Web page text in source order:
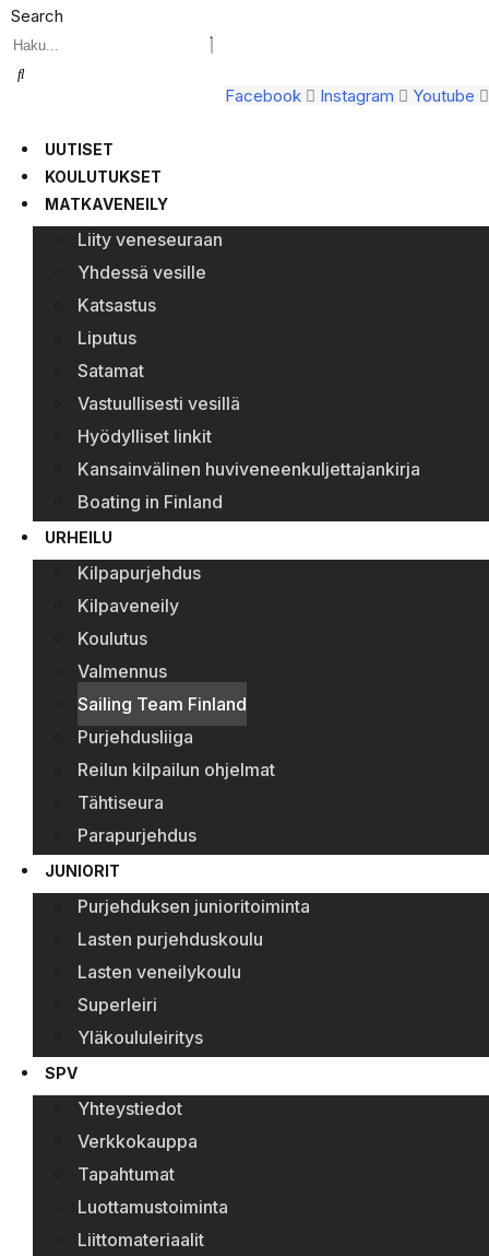
Search
Facebook Instagram Youtube
UUTISET
KOULUTUKSET
MATKAVENEILY
Liity veneseuraan
Yhdessä vesille
Katsastus
Liputus
Satamat
Vastuullisesti vesillä
Hyödylliset linkit
Kansainvälinen huviveneenkuljettajankirja
Boating in Finland
URHEILU
Kilpapurjehdus
Kilpaveneily
Koulutus
Valmennus
Sailing Team Finland
Purjehdusliiga
Reilun kilpailun ohjelmat
Tähtiseura
Parapurjehdus
JUNIORIT
Purjehduksen junioritoiminta
Lasten purjehduskoulu
Lasten veneilykoulu
Superleiri
Yläkoululeiritys
SPV
Yhteystiedot
Verkkokauppa
Tapahtumat
Luottamustoiminta
Liittomateriaalit